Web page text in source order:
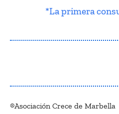
*La primera
®Asociación Crece de Marbella